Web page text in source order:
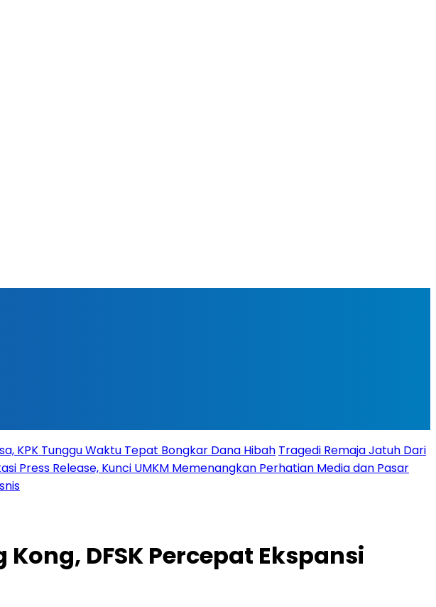
KPK Tunggu Waktu Tepat Bongkar Dana Hibah Tragedi Remaja Jatuh Dari
Press Release, Kunci UMKM Memenangkan Perhatian Media dan Pasar
DFSK Percepat Ekspansi